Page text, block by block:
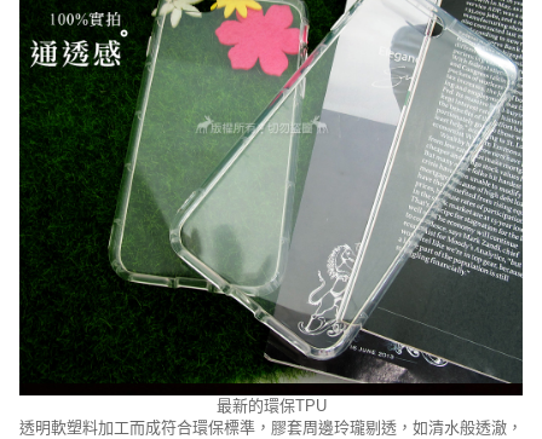
最新的環保TPU
透明軟塑料加工而成符合環保標準，膠套周邊玲瓏剔透，如清水般透澈，